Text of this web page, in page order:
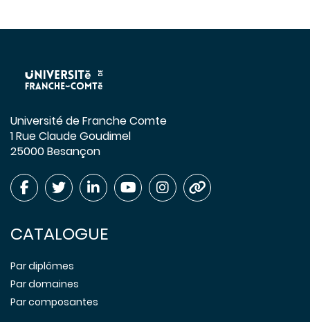
Université de Franche Comte
1 Rue Claude Goudimel
25000 Besançon
CATALOGUE
Par diplômes
Par domaines
Par composantes